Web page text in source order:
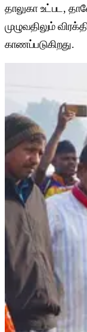
தாலுகா உட்பட,
முழுவதிலும்
காணப்படுகிறது.